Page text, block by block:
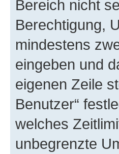
Bereich nicht
Berechtigung,
mindestens
eingeben und
eigenen Zeile
Benutzer“
welches
unbegrenzte